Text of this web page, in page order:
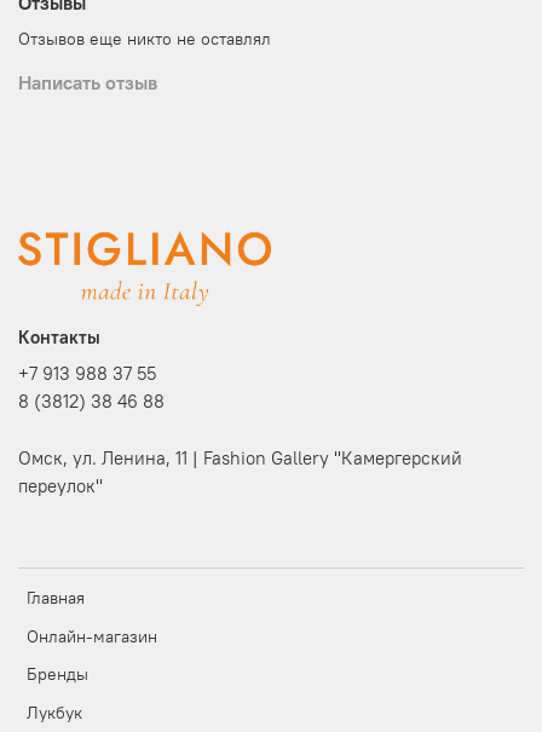
Отзывов еще никто не оставлял
Написать отзыв
Главная
Онлайн-магазин
Бренды
Лукбук
Контакты
+7 913 988 37 55
8 (3812) 38 46 88
Омск, ул. Ленина, 11 | Fashion Gallery "Камергерский
переулок"